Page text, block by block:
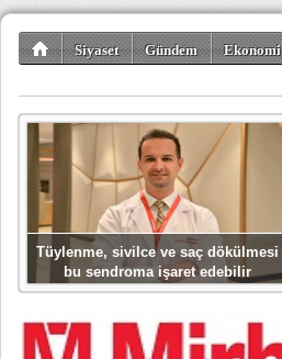
Siyaset Gündem Ekonomi
Tüylenme, sivilce ve saç dökülmesi
bu sendroma işaret edebilir